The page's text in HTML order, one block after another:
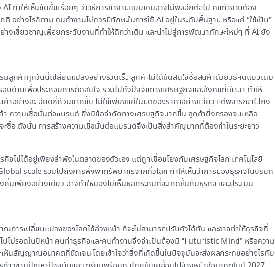
AI ทำให้เห็นชัดขึ้นเรื่อยๆ ว่าวิธีการทำงานแบบเดิมอาจไม่พออีกต่อไป คนทำงานต้อง
ติ อย่างไรก็ตาม คนทำงานไม่ควรมีทักษะในการใช้ AI อยู่ในระดับพื้นฐาน หรือแค่ “ใช้เป็น”
างเชี่ยวชาญเพื่อยกระดับงานที่ทำให้ดีกว่าเดิม และนำไปสู่การพัฒนาทักษะใหม่ๆ ที่ AI ยัง
ลูกค้าทุกวันนี้เปลี่ยนแปลงอย่างรวดเร็ว ลูกค้าไม่ได้ตัดสินใจซื้อสินค้าด้วยวิธีคิดแบบเดิม
บด้านเพื่อประกอบการตัดสินใจ รวมไปถึงปัจจัยทางเศรษฐกิจและสังคมที่เข้ามา ทำให้
าอย่างละเอียดถี่ถ้วนมากขึ้น ไม่ใช่เพียงแค่ในมิติของราคาอย่างเดียว แต่พิจารณาไปถึง
ความเชื่อมั่นต่อแบรนด์ ยิ่งมีข้อจำกัดทางเศรษฐกิจมากขึ้น ลูกค้ายิ่งกรองจนเหลือ
ซื้อ ดังนั้น การสร้างความเชื่อมั่นต่อแบรนด์จึงเป็นสิ่งสำคัญมากที่ต้องทำในระยะยาว
กิจไม่ได้อยู่เพียงลำพังในตลาดของตัวเอง แต่ถูกเชื่อมโยงกับเศรษฐกิจโลก เทคโนโลยี
scale รวมไปถึงการพึ่งพาทรัพยากรจากทั่วโลก ทำให้เห็นว่าการมองธุรกิจในบริบท
ถิ่นเพียงอย่างเดียว อาจทำให้มองไม่เห็นผลกระทบที่จะเกิดขึ้นกับธุรกิจ และประเมิน
ารเปลี่ยนแปลงของโลกได้ล่วงหน้า ก็จะไม่สามารถปรับตัวได้ทัน และอาจทำให้ธุรกิจที่
ปไม่รอดในปีหน้า คนทำธุรกิจและคนทำงานจึงจำเป็นต้องมี “Futuristic Mind” หรือความ
เห็นสัญญาณอนาคตที่ชัดเจน โดยเข้าใจว่าสิ่งที่เกิดขึ้นในปัจจุบันจะส่งผลกระทบอย่างไรกับ